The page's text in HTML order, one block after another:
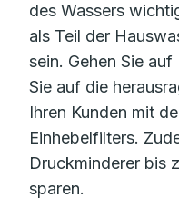
des Wassers
als Teil der
sein. Gehen Sie
Sie auf die
Ihren Kunden mit
Einhebelfilters.
Druckminderer bis
sparen.